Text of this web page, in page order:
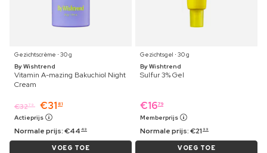
Gezichtscrème ⋅ 30 g
By Wishtrend
Vitamin A-mazing Bakuchiol Night
Cream
€3279 €31 81
Actieprijs
Normale prijs:€44 49
VOEG TOE
Gezichtsgel ⋅ 30 g
By Wishtrend
Sulfur 3% Gel
€1679
Memberprijs
Normale prijs:€21 99
VOEG TOE